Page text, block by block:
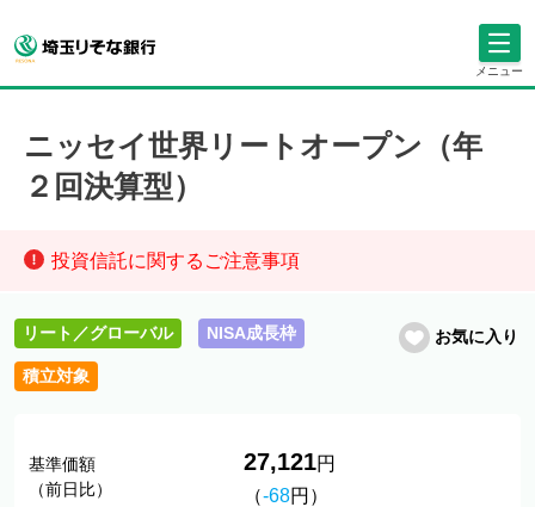
メニュー
ニッセイ世界リートオープン（年
２回決算型）
投資信託に関するご注意事項
リート／グローバル NISA成長枠
積立対象
お気に入り
基準価額
（前日比）
27,121円
（-68円）